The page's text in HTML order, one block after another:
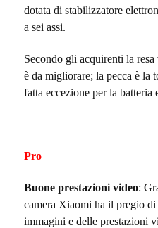
dotata di stabilizzatore
a sei assi.
Secondo gli acquirenti la
è da migliorare; la pecca è la
fatta eccezione per la batteria
Pro
Buone prestazioni video:
camera Xiaomi ha il pregio
immagini e delle prestazioni